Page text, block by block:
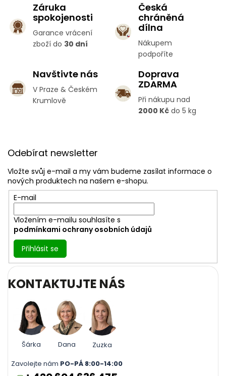
Záruka
spokojenosti
Garance vrácení
zboží do 30 dní
Česká
chráněná
dílna
Nákupem
podpoříte
Navštivte nás
V Praze & Českém
Krumlově
Doprava
ZDARMA
Při nákupu nad
2000 Kč do 5 kg
Odebírat newsletter
Vložte svůj e-mail a my vám budeme zasílat informace o
nových produktech na našem e-shopu.
E-mail
Vložením e-mailu souhlasíte s
podmínkami ochrany osobních údajů
Přihlásit se
KONTAKTUJTE NÁS
Šárka Dana
Zuzka
Zavolejte nám PO-PÁ 8:00-14:00